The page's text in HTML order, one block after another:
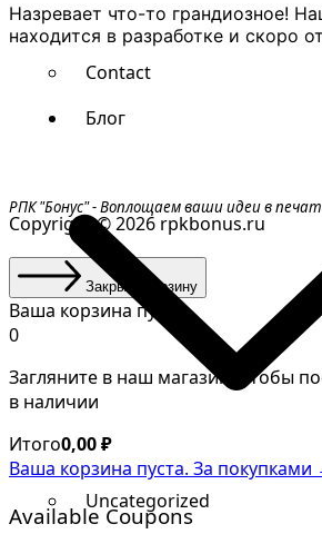
Contact
Блог
Uncategorized
Назревает что-то грандиозное!
находится в разработке и скоро
РПК "Бонус" - Воплощаем ваши идеи в
Copyright © 2026 rpkbonus.ru
Закрыть корзину
Ваша корзина пуста
0
Загляните в наш магазин, чтобы
в наличии
Итого0,00₽
Ваша корзина пуста. За покупками
Available Coupons